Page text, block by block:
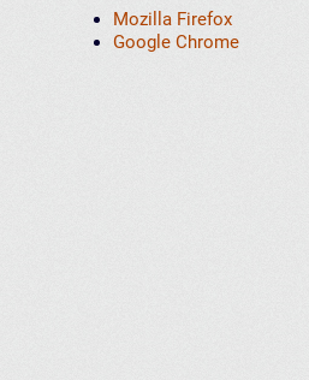
Mozilla Firefox
Google Chrome